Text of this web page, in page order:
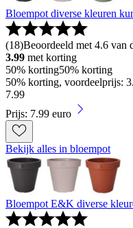
Bloempot diverse kleuren
(18)Beoordeeld met 4.6 van
3.99 met korting
50% korting50% korting
50% korting, voordeelprijs:
7.99
Prijs: 7.99 euro
Bekijk alles in bloempot
Bloempot E&K diverse